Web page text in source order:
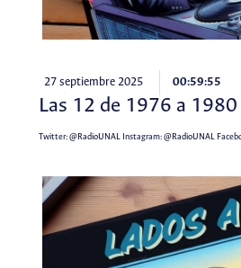
27 septiembre 2025 00:59:55
Las 12 de 1976 a 1980
Twitter:@RadioUNALInstagram:@RadioUNAL